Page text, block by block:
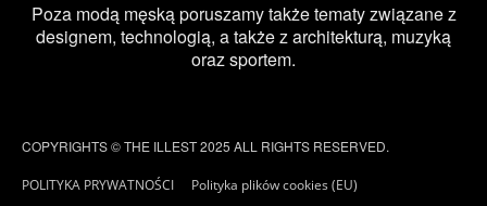
Poza modą męską poruszamy także tematy związane z
designem, technologią, a także z architekturą, muzyką
oraz sportem.
COPYRIGHTS © THE ILLEST 2025 ALL RIGHTS RESERVED.
POLITYKA PRYWATNOŚCI Polityka plików cookies (EU)